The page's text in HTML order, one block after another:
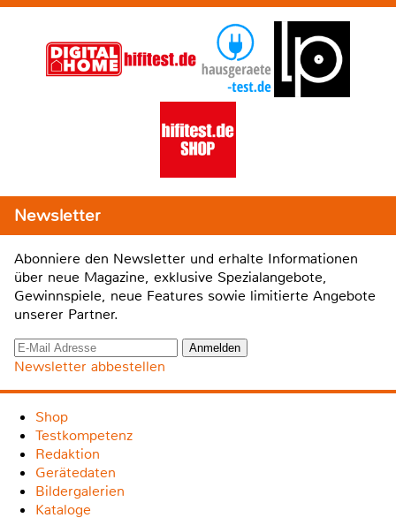
Newsletter
Abonniere den Newsletter und erhalte Informationen
über neue Magazine, exklusive Spezialangebote,
Gewinnspiele, neue Features sowie limitierte Angebote
unserer Partner.
Newsletter abbestellen
Shop
Testkompetenz
Redaktion
Gerätedaten
Bildergalerien
Kataloge